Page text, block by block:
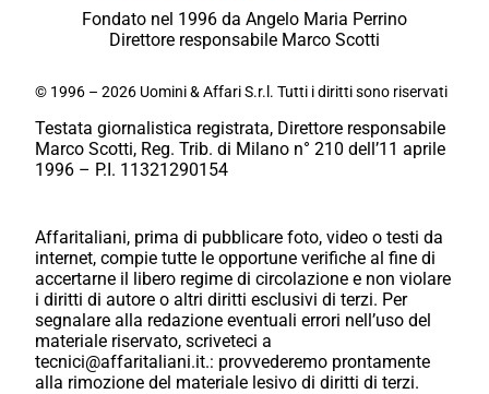
Fondato nel 1996 da Angelo Maria Perrino
Direttore responsabile Marco Scotti
© 1996 – 2026 Uomini & Affari S.r.l. Tutti i diritti sono riservati
Testata giornalistica registrata, Direttore responsabile
Marco Scotti, Reg. Trib. di Milano n° 210 dell’11 aprile
1996 – P.I. 11321290154
Affaritaliani, prima di pubblicare foto, video o testi da
internet, compie tutte le opportune verifiche al fine di
accertarne il libero regime di circolazione e non violare
i diritti di autore o altri diritti esclusivi di terzi. Per
segnalare alla redazione eventuali errori nell’uso del
materiale riservato, scriveteci a
tecnici@affaritaliani.it.: provvederemo prontamente
alla rimozione del materiale lesivo di diritti di terzi.